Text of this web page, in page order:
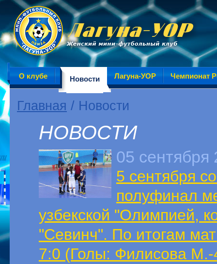
О клубе Новости Лагуна-УОР Чемпионат
Главная / Новости
НОВОСТИ
05 сентября
5 сентября
полуфинал
узбекской "Олимпией,
"Севинч". По итогам
7:0 (Голы: Филисова